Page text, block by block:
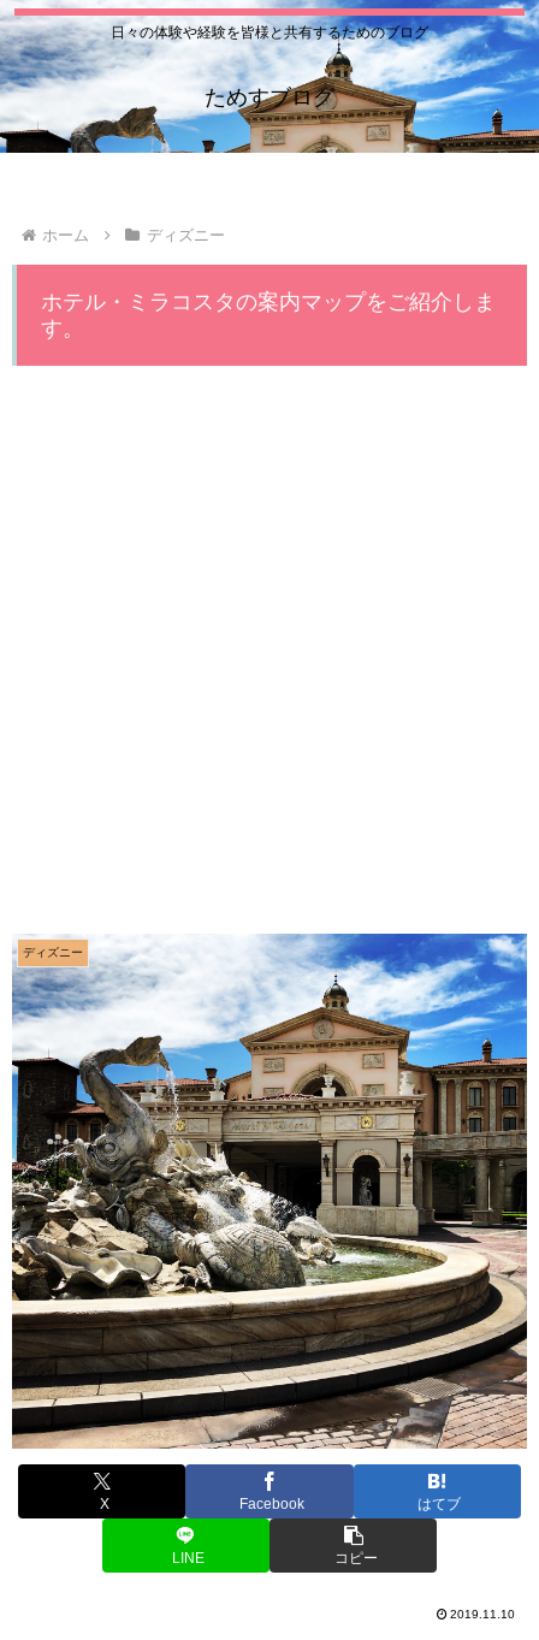
日々の体験や経験を皆様と共有するためのブログ
ためすブログ
ホーム ディズニー
ホテル・ミラコスタの案内マップをご紹介しま
す。
ディズニー
X Facebook はてブ
LINE コピー
2019.11.10